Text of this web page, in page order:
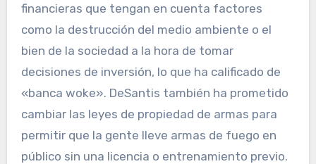
financieras que tengan en cuenta factores
como la destrucción del medio ambiente o el
bien de la sociedad a la hora de tomar
decisiones de inversión, lo que ha calificado de
«banca woke». DeSantis también ha prometido
cambiar las leyes de propiedad de armas para
permitir que la gente lleve armas de fuego en
público sin una licencia o entrenamiento previo.